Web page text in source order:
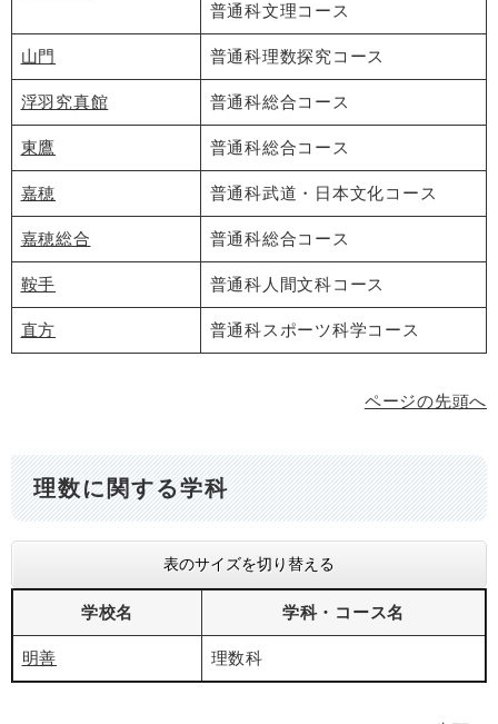
普通科文理コース
山門 普通科理数探究コース
浮羽究真館 普通科総合コース
東鷹 普通科総合コース
嘉穂 普通科武道・日本文化コース
嘉穂総合 普通科総合コース
鞍手 普通科人間文科コース
直方 普通科スポーツ科学コース
ページの先頭へ
理数に関する学科
表のサイズを切り替える
学校名 学科・コース名
明善 理数科